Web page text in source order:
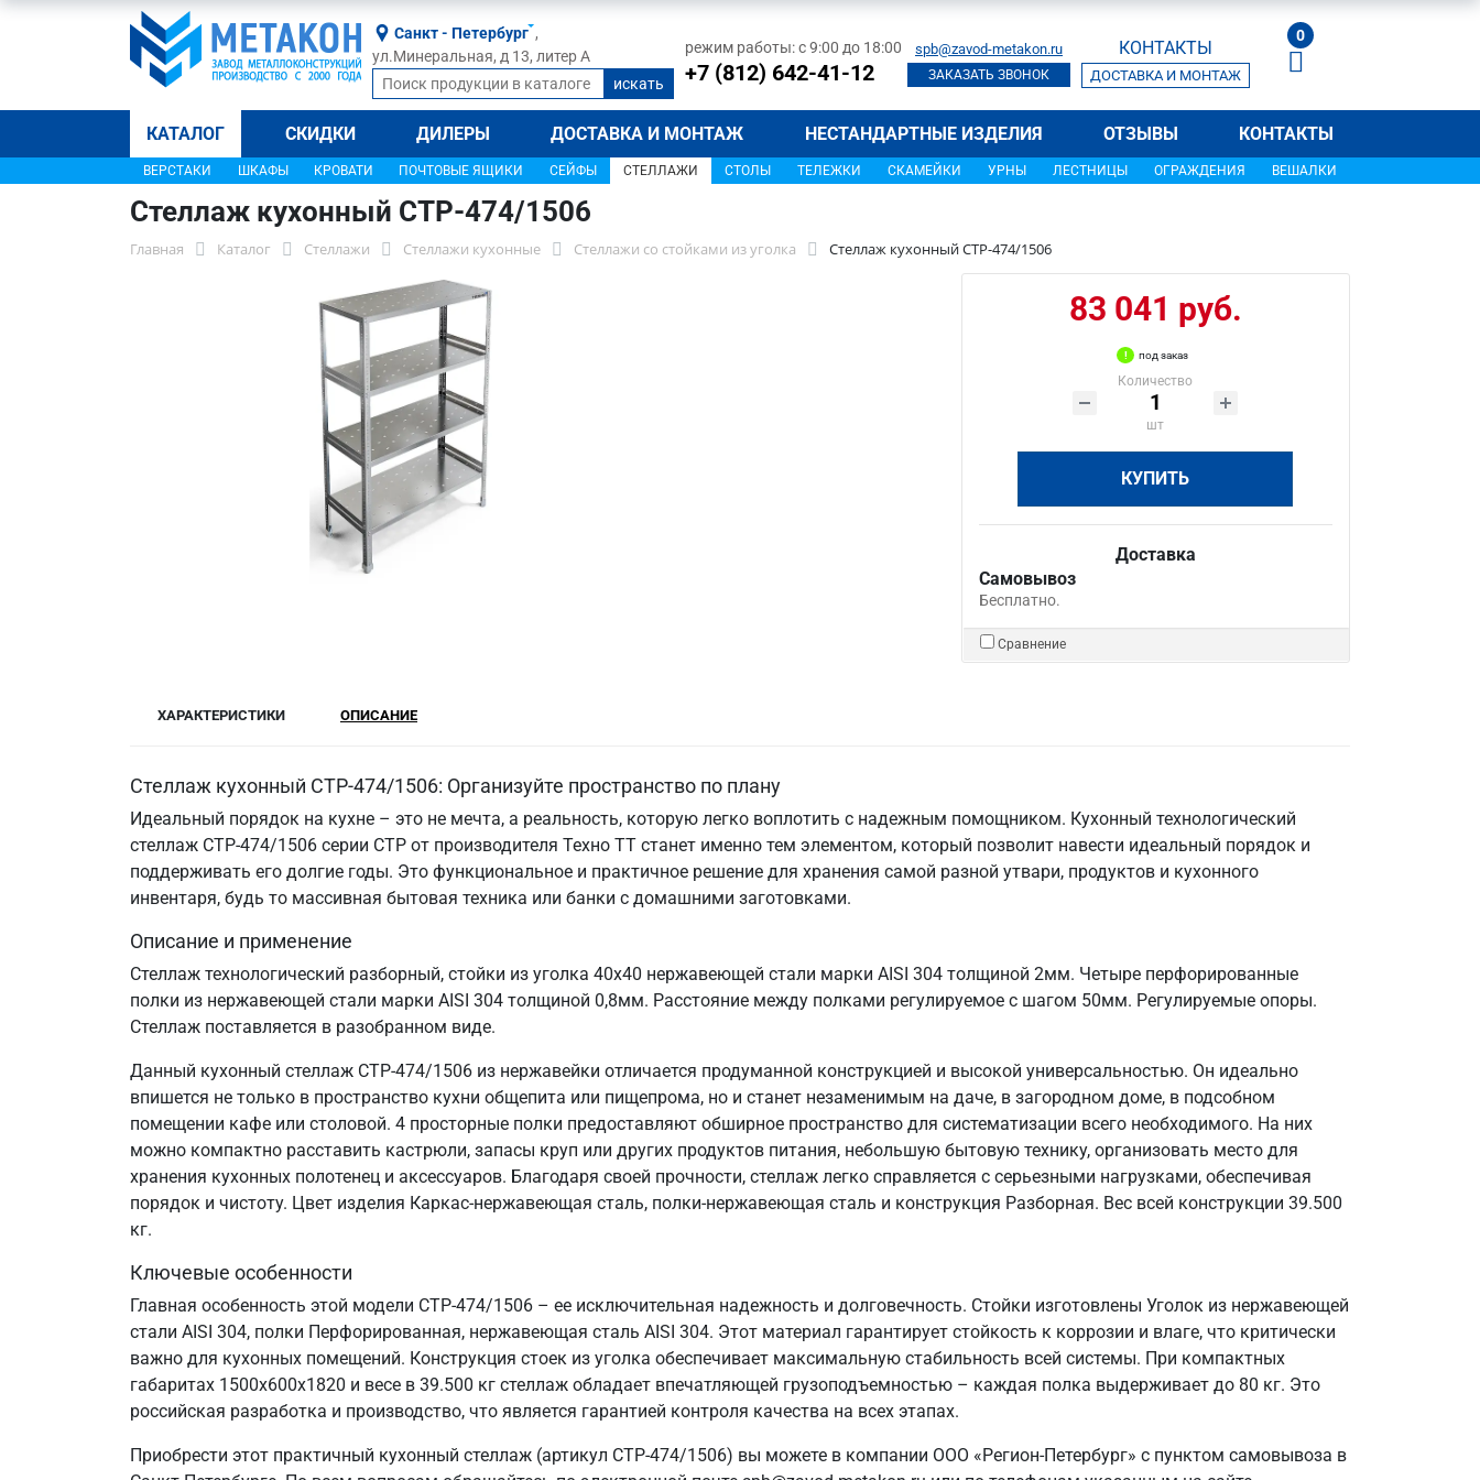
Санкт - Петербург ,
ул.Минеральная, д 13, литер А
режим работы: с 9:00 до 18:00
+7 (812) 642-41-12
spb@zavod-metakon.ru
ЗАКАЗАТЬ ЗВОНОК
КОНТАКТЫ
ДОСТАВКА И МОНТАЖ
0
КАТАЛОГ СКИДКИ ДИЛЕРЫ ДОСТАВКА И МОНТАЖ НЕСТАНДАРТНЫЕ ИЗДЕЛИЯ ОТЗЫВЫ КОНТАКТЫ
ВЕРСТАКИ ШКАФЫ КРОВАТИ ПОЧТОВЫЕ ЯЩИКИ СЕЙФЫ СТЕЛЛАЖИ СТОЛЫ ТЕЛЕЖКИ СКАМЕЙКИ УРНЫ ЛЕСТНИЦЫ ОГРАЖДЕНИЯ ВЕШАЛКИ
Стеллаж кухонный СТР-474/1506
Главная Каталог Стеллажи Стеллажи кухонные Стеллажи со стойками из уголка Стеллаж кухонный СТР-474/1506
83 041 руб.
под заказ
Количество
шт
КУПИТЬ
Доставка
Самовывоз
Бесплатно.
Сравнение
ХАРАКТЕРИСТИКИ ОПИСАНИЕ
Стеллаж кухонный СТР-474/1506: Организуйте пространство по плану
Идеальный порядок на кухне – это не мечта, а реальность, которую легко воплотить с надежным помощником. Кухонный технологический
стеллаж СТР-474/1506 серии СТР от производителя Техно ТТ станет именно тем элементом, который позволит навести идеальный порядок и
поддерживать его долгие годы. Это функциональное и практичное решение для хранения самой разной утвари, продуктов и кухонного
инвентаря, будь то массивная бытовая техника или банки с домашними заготовками.
Описание и применение
Стеллаж технологический разборный, стойки из уголка 40х40 нержавеющей стали марки AISI 304 толщиной 2мм. Четыре перфорированные
полки из нержавеющей стали марки AISI 304 толщиной 0,8мм. Расстояние между полками регулируемое с шагом 50мм. Регулируемые опоры.
Стеллаж поставляется в разобранном виде.
Данный кухонный стеллаж СТР-474/1506 из нержавейки отличается продуманной конструкцией и высокой универсальностью. Он идеально
впишется не только в пространство кухни общепита или пищепрома, но и станет незаменимым на даче, в загородном доме, в подсобном
помещении кафе или столовой. 4 просторные полки предоставляют обширное пространство для систематизации всего необходимого. На них
можно компактно расставить кастрюли, запасы круп или других продуктов питания, небольшую бытовую технику, организовать место для
хранения кухонных полотенец и аксессуаров. Благодаря своей прочности, стеллаж легко справляется с серьезными нагрузками, обеспечивая
порядок и чистоту. Цвет изделия Каркас-нержавеющая сталь, полки-нержавеющая сталь и конструкция Разборная. Вес всей конструкции 39.500
кг.
Ключевые особенности
Главная особенность этой модели СТР-474/1506 – ее исключительная надежность и долговечность. Стойки изготовлены Уголок из нержавеющей
стали AISI 304, полки Перфорированная, нержавеющая сталь AISI 304. Этот материал гарантирует стойкость к коррозии и влаге, что критически
важно для кухонных помещений. Конструкция стоек из уголка обеспечивает максимальную стабильность всей системы. При компактных
габаритах 1500х600х1820 и весе в 39.500 кг стеллаж обладает впечатляющей грузоподъемностью – каждая полка выдерживает до 80 кг. Это
российская разработка и производство, что является гарантией контроля качества на всех этапах.
Приобрести этот практичный кухонный стеллаж (артикул СТР-474/1506) вы можете в компании ООО «Регион-Петербург» с пунктом самовывоза в